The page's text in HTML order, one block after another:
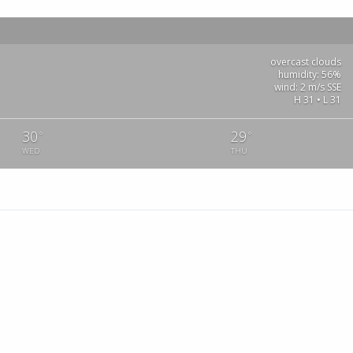
overcast clouds
humidity: 56%
wind: 2 m/s SSE
H 31 • L 31
30 °
WED
29 °
THU